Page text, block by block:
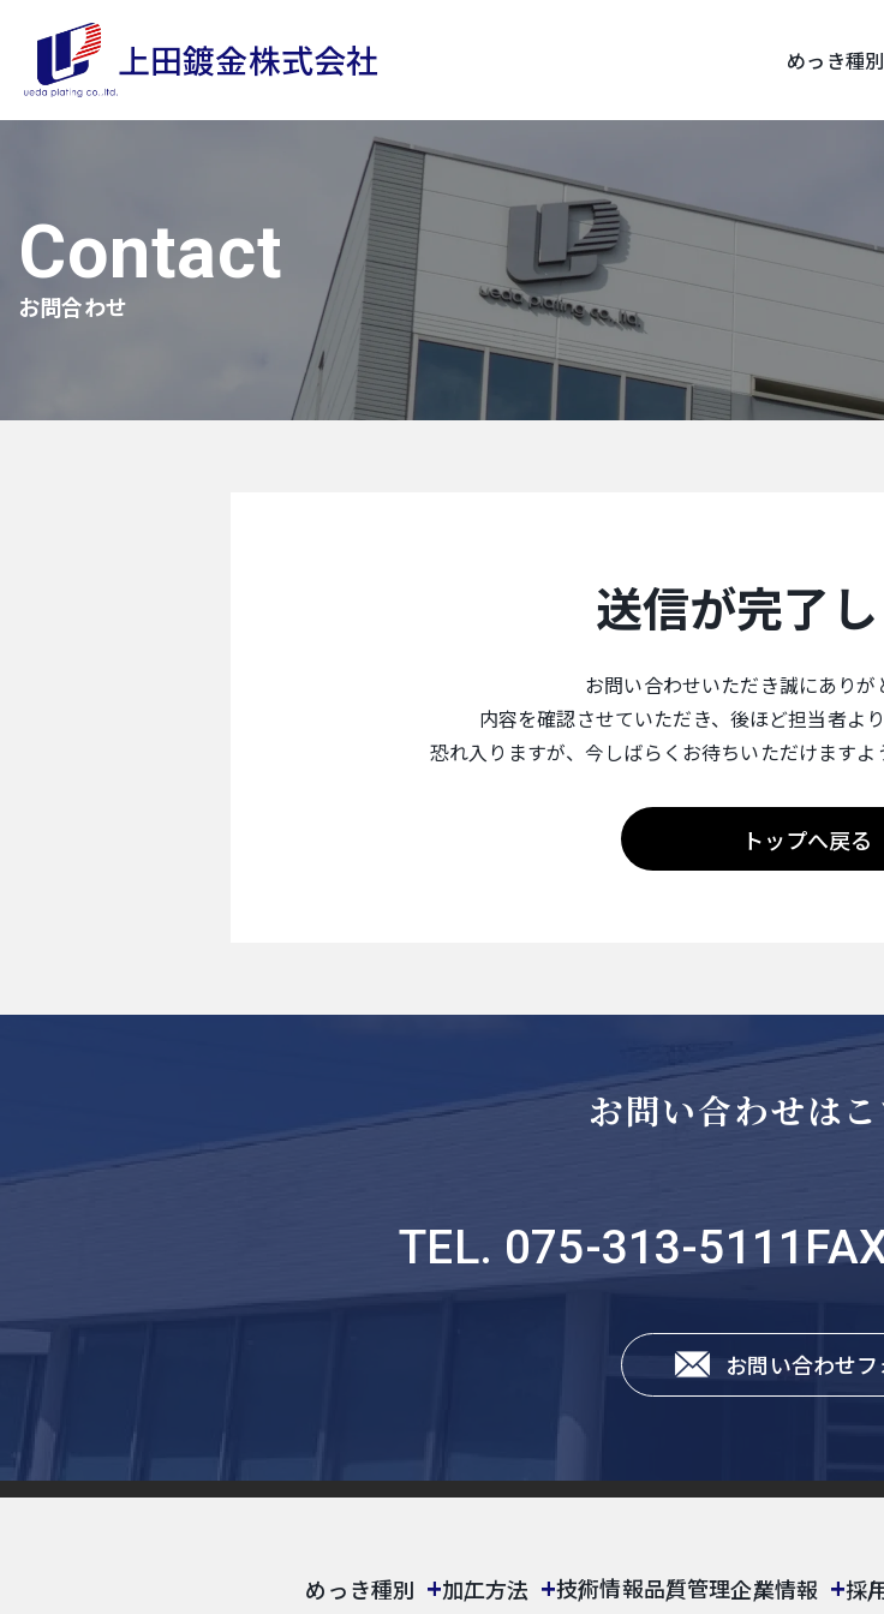
上田鍍金株式会社 めっき種別
Contact
お問合わせ
送信が完了
お問い合わせいただき誠にありが
内容を確認させていただき、後ほど担当者よ
恐れ入りますが、今しばらくお待ちいただけますよ
トップへ戻る
お問い合わせは
TEL. 075-313-5111
お問い合わせ
めっき種別 加工方法 技術情報品質管理企業情報 採